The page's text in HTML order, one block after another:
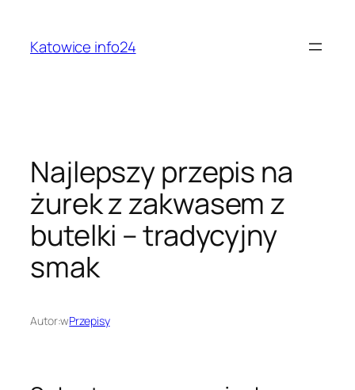
treściKatowice info24
Najlepszy przepis na
żurek z zakwasem z
butelki – tradycyjny
smak
Autor:wPrzepisy